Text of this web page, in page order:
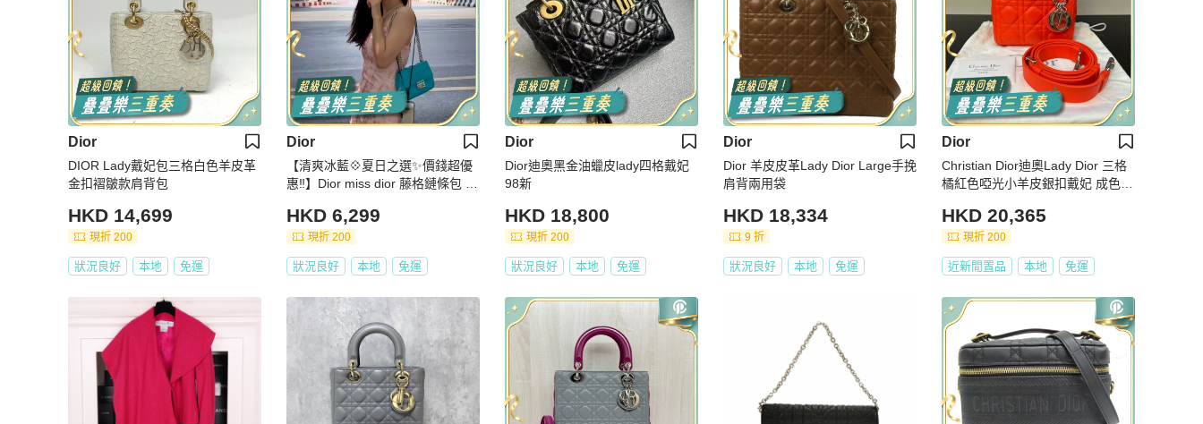
Dior
DIOR Lady戴妃包三格白色羊皮革
金扣褶皺款肩背包
HKD 14,699
現折 200
狀況良好 本地 免運
Dior
【清爽冰藍💠夏日之選✨價錢超優
惠‼️】Dior miss dior 藤格鏈條包 蒂
HKD 6,299
現折 200
狀況良好 本地 免運
Dior
Dior迪奧黑金油蠟皮lady四格戴妃
98新
HKD 18,800
現折 200
狀況良好 本地 免運
Dior
Dior 羊皮皮革Lady Dior Large手挽
肩背兩用袋
HKD 18,334
9 折
狀況良好 本地 免運
Dior
Christian Dior迪奧Lady Dior 三格
橘紅色啞光小羊皮銀扣戴妃 成色全
HKD 20,365
現折 200
近新閒置品 本地 免運